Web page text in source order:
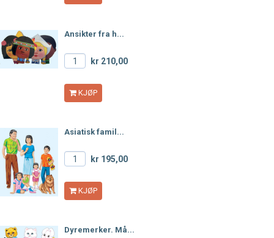
Ansikter fra h...
kr 210,00
KJØP
Asiatisk famil...
kr 195,00
KJØP
Dyremerker. Må...